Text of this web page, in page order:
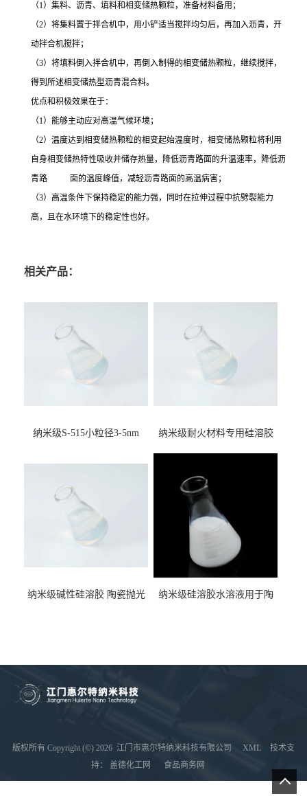
（1）集料、沥青、填料和相变储热颗粒，准备材料备用；
（2）将集料置于拌合机中，用小铲适当搅拌均匀后，再加入沥青，开
动拌合机搅拌；
（3）将填料倒入拌合机中，再倒入制得的相变储热颗粒，继续搅拌，
得到所述相变储热型沥青混合料。
优点和积极效果在于：
（1）能够主动应对高温气候环境；
（2）温度达到相变储热颗粒的相变起始温度时，相变储热颗粒将利用
自身相变储热特性吸收并储存热量，降低沥青路面的升温速率，降低沥
青路 面的温度峰值，减轻沥青路面的高温病害；
（3）高温条件下保持稳定的能力强，同时在拉伸过程中抗劈裂能力
高，且在水环境下的稳定性也好。
相关产品：
纳米级S-515小粒径3-5nm
纳米级耐火材料专用硅溶胶
纳米级碱性硅溶胶 陶瓷抛光
纳米级硅溶胶水溶液用于陶
版权所有 Copyright (©) 2026 江门市惠尔特纳米科技有限公司 XML
技术支
持： 盖德化工网 食品商务网